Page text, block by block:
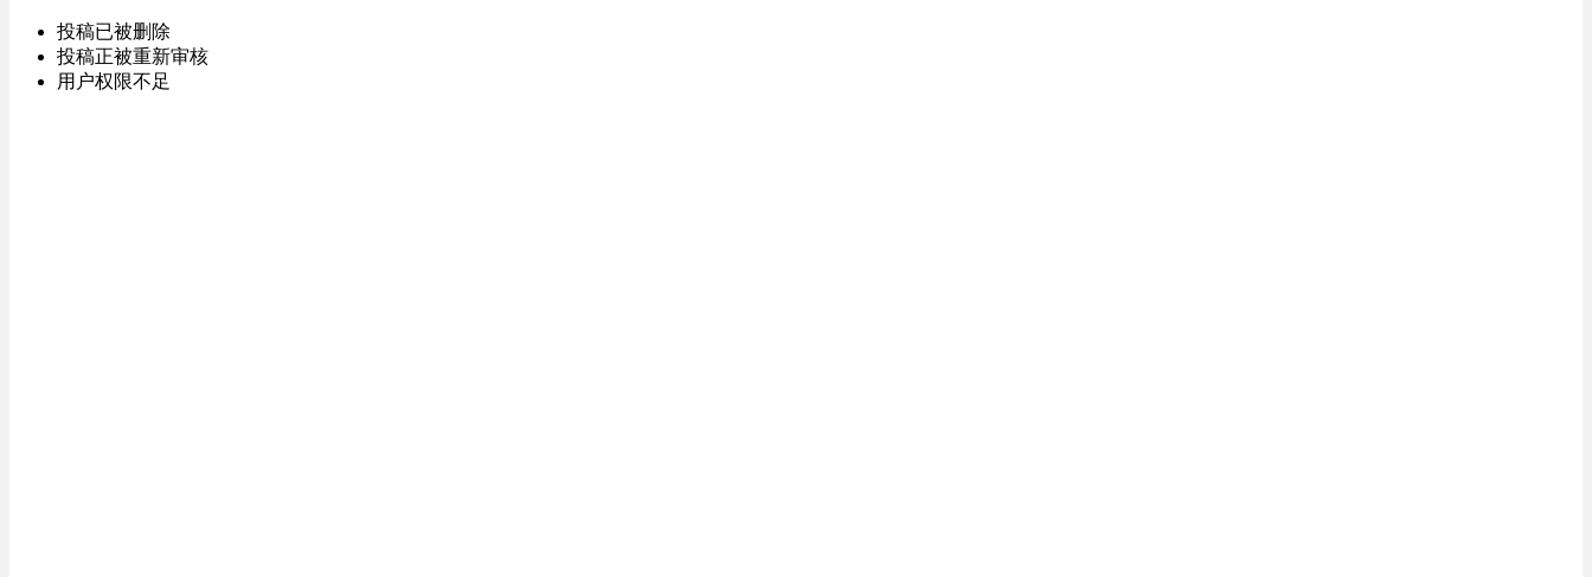
投稿已被删除
投稿正被重新审核
用户权限不足